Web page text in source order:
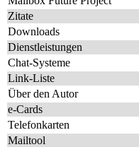
Zitate
Downloads
Dienstleistungen
Chat-Systeme
Link-Liste
Über den Autor
e-Cards
Telefonkarten
Mailtool